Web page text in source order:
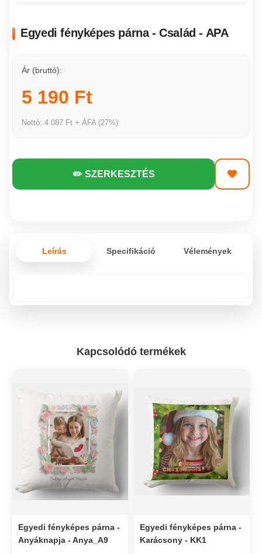
Egyedi fényképes párna - Család - APA
Ár (bruttó):
5 190 Ft
Nettó: 4 087 Ft + ÁFA (27%)
✏️ SZERKESZTÉS
Leírás Specifikáció Vélemények
Kapcsolódó termékek
Egyedi fényképes párna -
Anyáknapja - Anya_A9
Egyedi fényképes párna -
Karácsony - KK1